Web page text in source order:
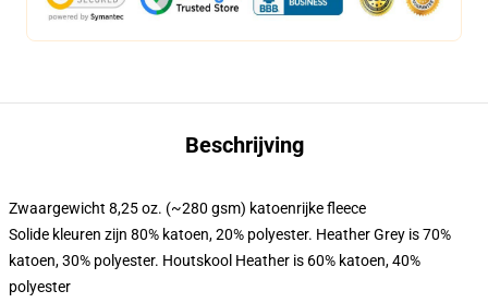
Beschrijving
Zwaargewicht 8,25 oz. (~280 gsm) katoenrijke fleece
Solide kleuren zijn 80% katoen, 20% polyester. Heather Grey is 70%
katoen, 30% polyester. Houtskool Heather is 60% katoen, 40%
polyester